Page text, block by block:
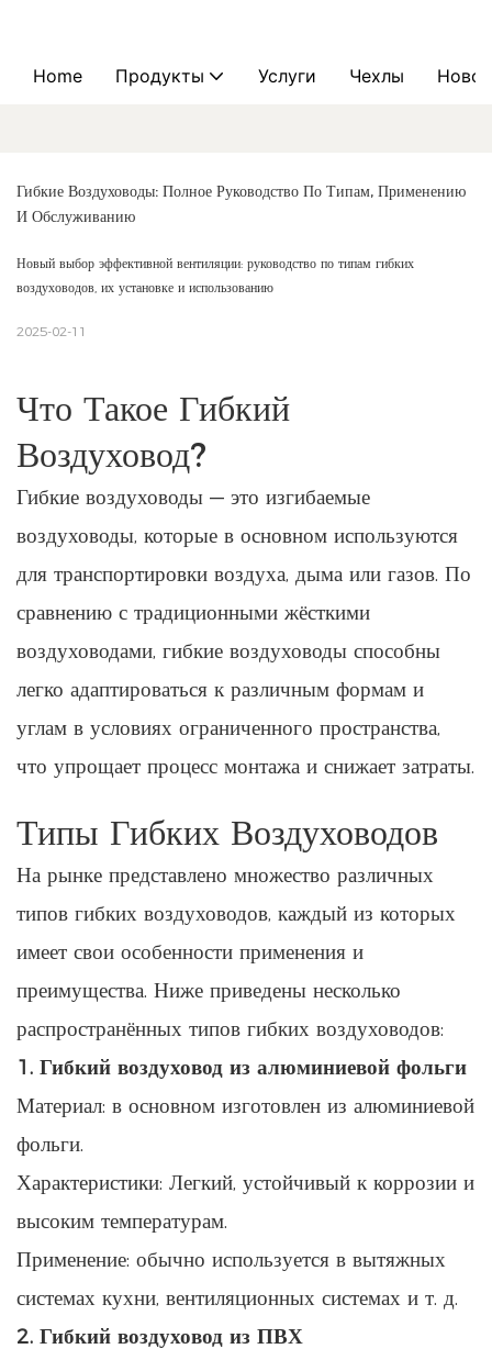
Home Продукты Услуги Чехлы
Гибкие Воздуховоды: Полное Руководство По Типам, Применению
И Обслуживанию
Новый выбор эффективной вентиляции: руководство по типам гибких
воздуховодов, их установке и использованию
2025-02-11
Что Такое Гибкий
Воздуховод?
Гибкие воздуховоды — это изгибаемые
воздуховоды, которые в основном используются
для транспортировки воздуха, дыма или газов. По
сравнению с традиционными жёсткими
воздуховодами, гибкие воздуховоды способны
легко адаптироваться к различным формам и
углам в условиях ограниченного пространства,
что упрощает процесс монтажа и снижает затраты.
Типы Гибких Воздуховодов
На рынке представлено множество различных
типов гибких воздуховодов, каждый из которых
имеет свои особенности применения и
преимущества. Ниже приведены несколько
распространённых типов гибких воздуховодов:
1. Гибкий воздуховод из алюминиевой фольги
Материал: в основном изготовлен из алюминиевой
фольги.
Характеристики: Легкий, устойчивый к коррозии и
высоким температурам.
Применение: обычно используется в вытяжных
системах кухни, вентиляционных системах и т. д.
2. Гибкий воздуховод из ПВХ